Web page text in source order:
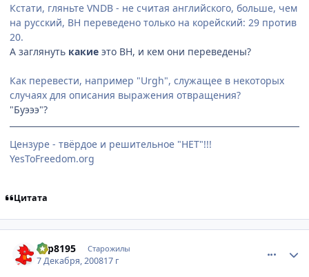
Кстати, гляньте VNDB - не считая английского, больше, чем
на русский, ВН переведено только на корейский: 29 против
20.
А заглянуть какие это ВН, и кем они переведены?
Как перевести, например "Urgh", служащее в некоторых
случаях для описания выражения отвращения?
"Буэээ"?
Цензуре - твёрдое и решительное "НЕТ"!!!
YesToFreedom.org
Цитата
dsp8195 Старожилы
7 Декабря, 200817 г